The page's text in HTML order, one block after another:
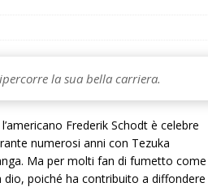
la sua bella carriera.
Frederik Schodt è celebre
numerosi anni con Tezuka
Ma per molti fan di fumetto come
dio, poiché ha contribuito a diffondere